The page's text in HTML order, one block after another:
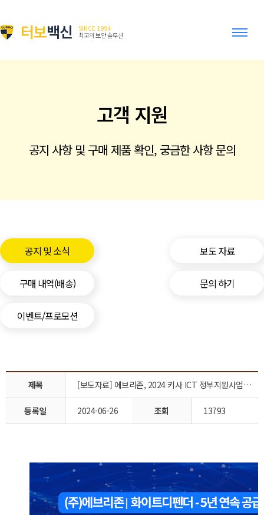
터보백신
SINCE 1994
최고의 보안 솔루션
고객 지원
공지 사항 및 구매 제품 확인, 궁금한 사항 문의
공지 및 소식 보도 자료
구매 내역(배송) 문의 하기
이벤트/프로모션
제목 [보도자료] 에브리존, 2024 키사 ICT 정부지원사업에 5년 연속 공급 기업 선정되었습니다.
등록일 2024-06-26 조회 13793